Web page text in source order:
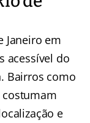
Janeiro em
acessível do
Bairros como
costumam
e